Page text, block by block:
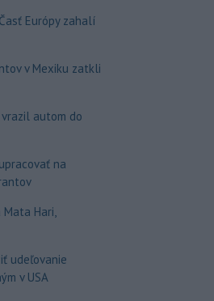
Európy zahalí
v Mexiku zatkli
autom do
na
Hari,
udeľovanie
v USA